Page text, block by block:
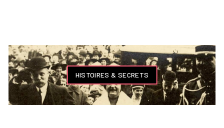
HISTOIRES & SECRETS